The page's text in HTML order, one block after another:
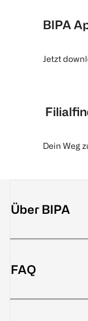
BIPA
Jetzt
Dein Weg
Über BIPA
FAQ